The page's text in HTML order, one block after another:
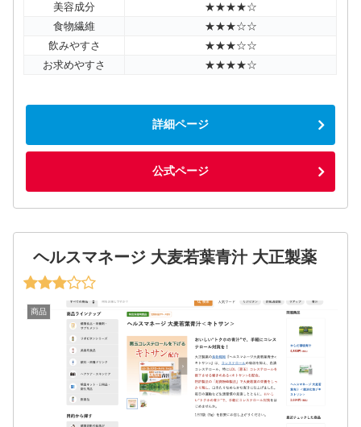
美容成分
★★★★☆
食物繊維
★★★☆☆
飲みやすさ
★★★☆☆
お求めやすさ
★★★★☆
詳細ページ
公式ページ
ヘルスマネージ 大麦若葉青汁 大正製薬
商品